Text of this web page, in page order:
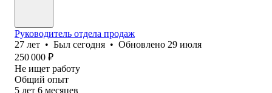
Руководитель отдела продаж
27 лет • Был сегодня • Обновлено 29 июля
250 000 ₽
Не ищет работу
Общий опыт
5 лет 6 месяцев